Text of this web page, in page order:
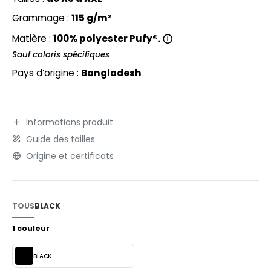
VETEMENTS
ROW
OF THE LOOM
OF THE LOOM VINTAGE
- BLANKS
Grammage : 115 g/m²
Matière : 100% polyester Pufy®.
Sauf coloris spécifiques
Pays d’origine : Bangladesh
Informations produit
Guide des tailles
Origine et certificats
TOUSBLACK
1 couleur
BLACK